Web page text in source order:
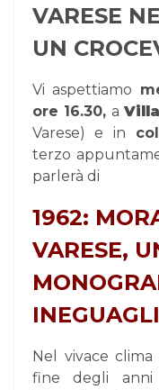
VARESE
UN
Vi aspettiamo
ore 16.30, a
Varese) e in
terzo
parlerà di
1962:
VARESE,
Nel vivace
fine degli